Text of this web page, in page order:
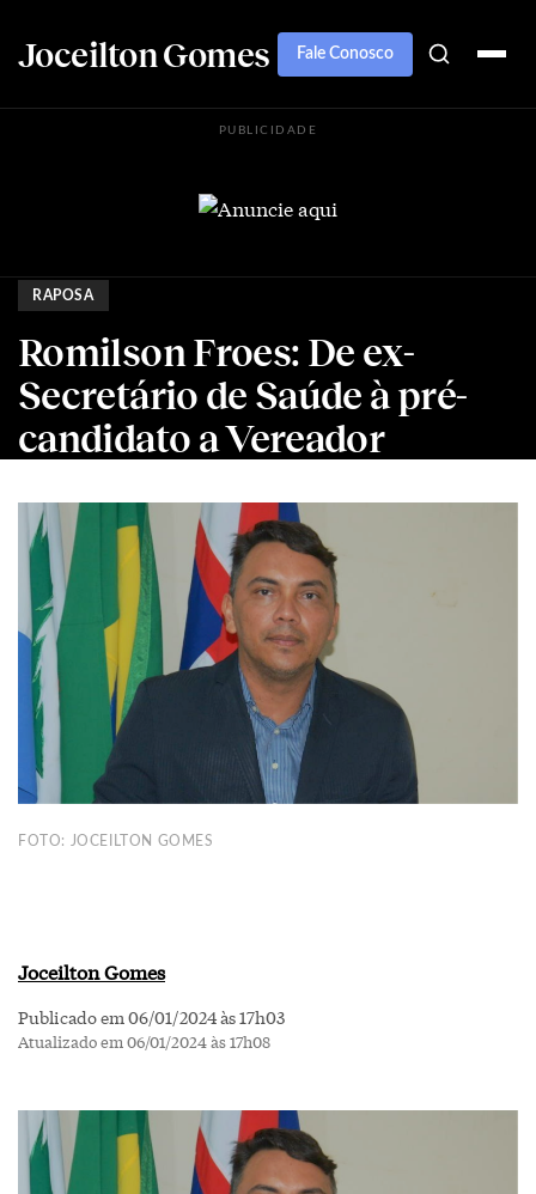
Joceilton Gomes Fale Conosco
PUBLICIDADE
RAPOSA
Romilson Froes: De ex-
Secretário de Saúde à pré-
candidato a Vereador
FOTO: JOCEILTON GOMES
Joceilton Gomes
Publicado em 06/01/2024 às 17h03
Atualizado em 06/01/2024 às 17h08